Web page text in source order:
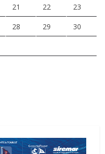
21 22 23
28 29 30